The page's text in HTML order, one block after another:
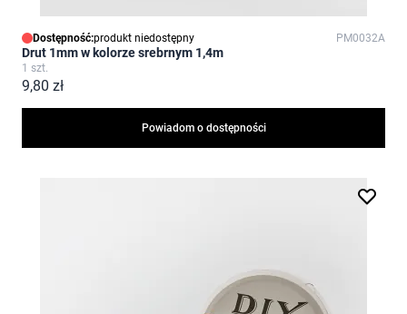
Dostępność:produkt niedostępny PM0032A
Drut 1mm w kolorze srebrnym 1,4m
1 szt.
9,80 zł
Powiadom o dostępności